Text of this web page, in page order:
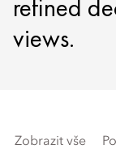
refined
views.
Zobrazit vše